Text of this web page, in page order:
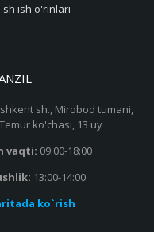
ish o'rinlari
sh., Mirobod tumani,
ko'chasi, 13 uy
vaqti: 09:00-18:00
13:00-14:00
ko`rish